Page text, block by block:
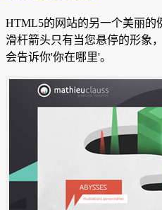
HTML5的网站的另一个美丽的
滑杆箭头只有当您悬停的形象
会告诉你'你在哪里'。